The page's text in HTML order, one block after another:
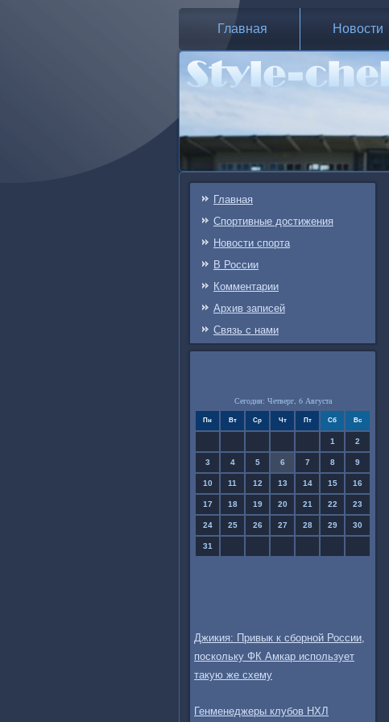
Главная Новости
Главная
Спортивные достижения
Новости спорта
В России
Комментарии
Архив записей
Связь c нами
Сегодня: Четверг, 6 Августа
Пн Вт Ср Чт Пт Сб Вс
1 2
3 4 5 6 7 8 9
10 11 12 13 14 15 16
17 18 19 20 21 22 23
24 25 26 27 28 29 30
31
Джикия: Привык к сборной России,
поскольку ФК Амкар использует
такую же схему
Генменеджеры клубов НХЛ